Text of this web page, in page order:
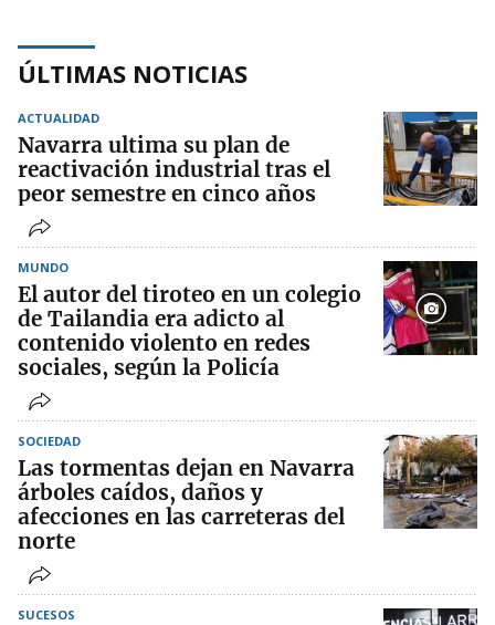
ÚLTIMAS NOTICIAS
ACTUALIDAD
Navarra ultima su plan de
reactivación industrial tras el
peor semestre en cinco años
MUNDO
El autor del tiroteo en un colegio
de Tailandia era adicto al
contenido violento en redes
sociales, según la Policía
SOCIEDAD
Las tormentas dejan en Navarra
árboles caídos, daños y
afecciones en las carreteras del
norte
SUCESOS